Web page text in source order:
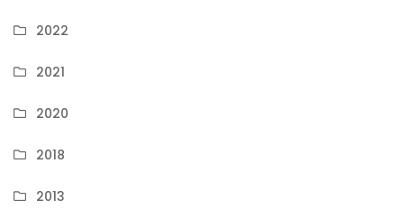
2022
2021
2020
2018
2013